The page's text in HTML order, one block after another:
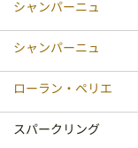
シャンパーニュ
シャンパーニュ
ローラン・ペリエ
スパークリング